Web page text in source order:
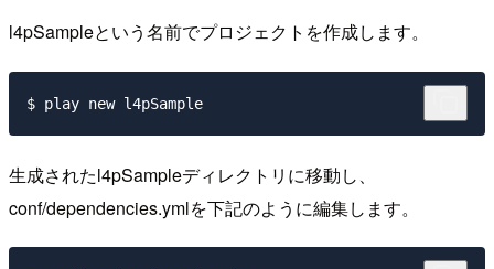
l4pSampleという名前でプロジェクトを作成します。
生成されたl4pSampleディレクトリに移動し、
conf/dependencies.ymlを下記のように編集します。